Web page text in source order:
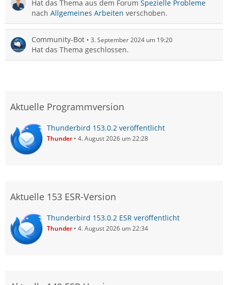
Hat das Thema aus dem Forum Spezielle Probleme
nach Allgemeines Arbeiten verschoben.
Community-Bot 3. September 2024 um 19:20
Hat das Thema geschlossen.
Aktuelle Programmversion
Thunderbird 153.0.2 veröffentlicht
Thunder 4. August 2026 um 22:28
Aktuelle 153 ESR-Version
Thunderbird 153.0.2 ESR veröffentlicht
Thunder 4. August 2026 um 22:34